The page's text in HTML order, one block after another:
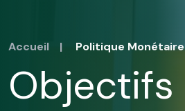
Accueil | Politique Monétaire
Objectifs